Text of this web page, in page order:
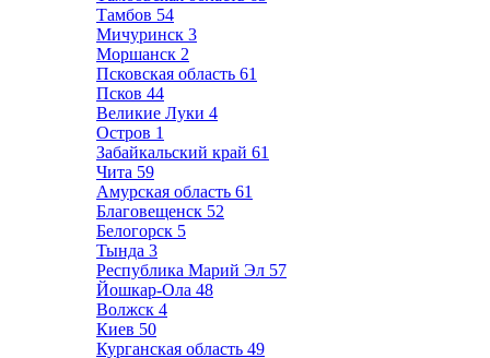
Тамбов 54
Мичуринск 3
Моршанск 2
Псковская область 61
Псков 44
Великие Луки 4
Остров 1
Забайкальский край 61
Чита 59
Амурская область 61
Благовещенск 52
Белогорск 5
Тында 3
Республика Марий Эл 57
Йошкар-Ола 48
Волжск 4
Киев 50
Курганская область 49